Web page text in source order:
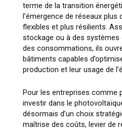
terme de la transition
l’émergence de réseaux plus
flexibles et plus résilients.
stockage ou à des systèmes
des consommations, ils
bâtiments capables
production et leur usage de
Pour les entreprises comme
investir dans le
désormais d’un choix
maîtrise des coûts, levier de